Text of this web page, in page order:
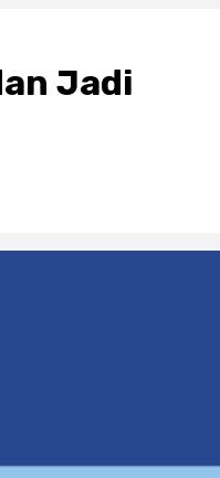
Jadi